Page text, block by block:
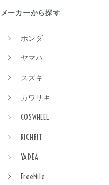
メーカーから探す
ホンダ
ヤマハ
スズキ
カワサキ
COSWHEEL
RICHBIT
YADEA
FreeMile